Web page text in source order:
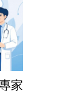
家